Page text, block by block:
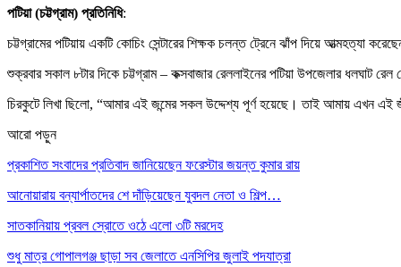
পটিয়া (চট্টগ্রাম) প্রতিনিধি:
চট্টগ্রামের পটিয়ায় একটি কোচিং সেন্টারের শিক্ষক চলন্ত ট্রেনে ঝাঁপ দিয়ে আত্মহত্যা
শুক্রবার সকাল ৮টার দিকে চট্টগ্রাম – কক্সবাজার রেললাইনের পটিয়া উপজেলার ধলঘাট
চিরকুটে লিখা ছিলো, “আমার এই জন্মের সকল উদ্দেশ্য পূর্ণ হয়েছে। তাই আমায় এখন
আরো পড়ুন
প্রকাশিত সংবাদের প্রতিবাদ জানিয়েছেন ফরেস্টার জয়ন্ত কুমার রায়
আনোয়ারায় বন্যার্পাতদের শে দাঁড়িয়েছেন যুবদল নেতা ও শিল্প…
সাতকানিয়ায় প্রবল স্রোতে ওঠে এলো ৩টি মরদেহ
শুধু মাত্র গোপালগঞ্জ ছাড়া সব জেলাতে এনসিপির জুলাই পদযাত্রা